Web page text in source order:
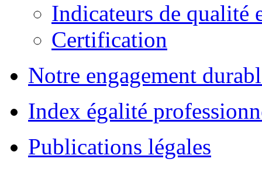
Indicateurs de qualité
Certification
Notre engagement
Index égalité
Publications légales